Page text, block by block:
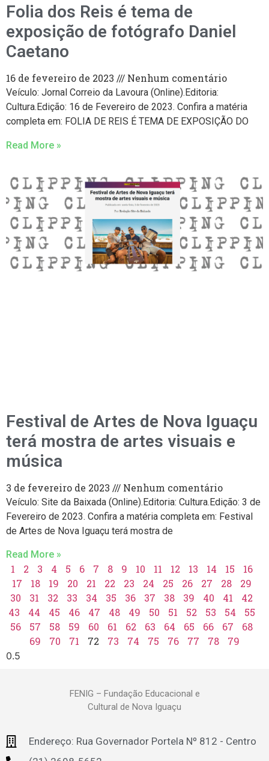
Folia dos Reis é tema de
exposição de fotógrafo Daniel
Caetano
16 de fevereiro de 2023 Nenhum comentário
Veículo: Jornal Correio da Lavoura (Online).Editoria:
Cultura.Edição: 16 de Fevereiro de 2023. Confira a matéria
completa em: FOLIA DE REIS É TEMA DE EXPOSIÇÃO DO
Read More »
Festival de Artes de Nova Iguaçu
terá mostra de artes visuais e
música
3 de fevereiro de 2023 Nenhum comentário
Veículo: Site da Baixada (Online).Editoria: Cultura.Edição: 3 de
Fevereiro de 2023. Confira a matéria completa em: Festival
de Artes de Nova Iguaçu terá mostra de
Read More »
1 2 3 4 5 6 7 8 9 10 11 12 13 14 15
16
17
18 19 20 21 22 23 24 25 26 27 28
29
30
31 32 33 34 35 36 37 38 39 40 41
42
43
44 45 46 47 48 49 50 51 52 53 54
55
56
57 58 59 60 61 62 63 64 65 66 67
68
69
70 71 72 73 74 75 76 77 78 79
FENIG – Fundação Educacional e
Cultural de Nova Iguaçu
Endereço: Rua Governador Portela Nº 812 - Centro